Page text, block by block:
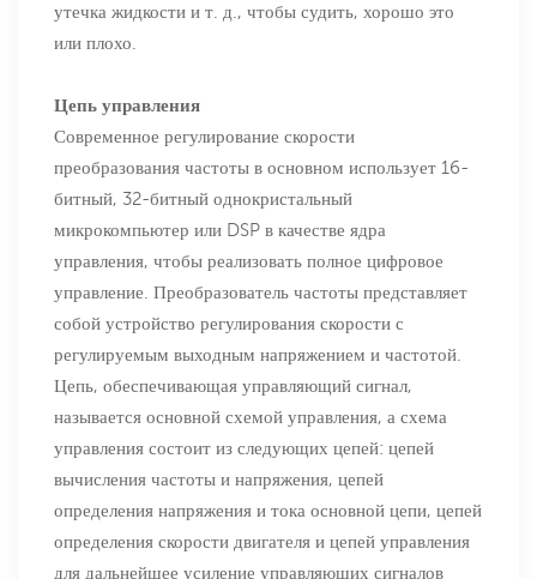
утечка жидкости и т. д., чтобы судить, хорошо это
или плохо.
Цепь управления
Современное регулирование скорости
преобразования частоты в основном использует 16-
битный, 32-битный однокристальный
микрокомпьютер или DSP в качестве ядра
управления, чтобы реализовать полное цифровое
управление. Преобразователь частоты представляет
собой устройство регулирования скорости с
регулируемым выходным напряжением и частотой.
Цепь, обеспечивающая управляющий сигнал,
называется основной схемой управления, а схема
управления состоит из следующих цепей: цепей
вычисления частоты и напряжения, цепей
определения напряжения и тока основной цепи, цепей
определения скорости двигателя и цепей управления
для дальнейшее усиление управляющих сигналов